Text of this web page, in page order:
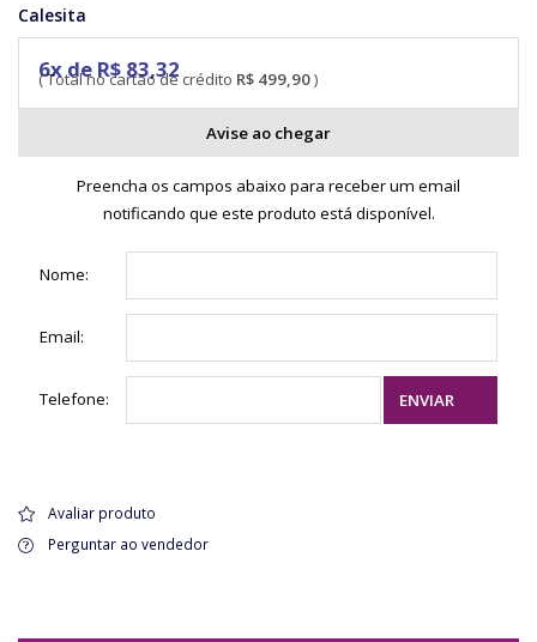
Calesita
R$ 499,90
6x de R$ 83,32
Avise ao chegar
Preencha os campos abaixo para receber um email
notificando que este produto está disponível.
Nome:
Email:
Telefone: ENVIAR
Avaliar produto
Perguntar ao vendedor